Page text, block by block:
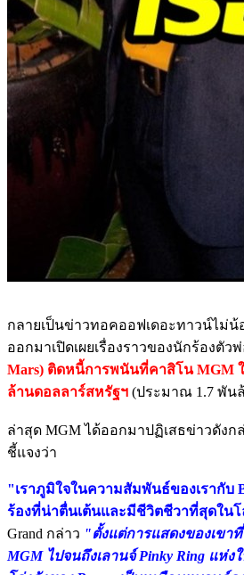
กลายเป็นข่าวทอคออฟเดอะทาวน์ไม่น้
ออกมาเปิดเผยเรื่องราวของนักร้องตัว
Mars) ติดหนี้การพนันที่คาสิโน MGM ใ
ล้านดอลลาร์สหรัฐฯ (ประมาณ 1.7 พัน
ล่าสุด MGM ได้ออกมาปฏิเสธข่าวดังก
ชี้แจงว่า
"เราภูมิใจในความสัมพันธ์ของเรากับ
ร้องที่น่าตื่นเต้นและมีชีวิตชีวาที่สุดใน
Grand กล่าว "ตั้งแต่การแสดงของเขาที่
MGM ไปจนถึงเลานจ์ Pinky Ring แห่ง